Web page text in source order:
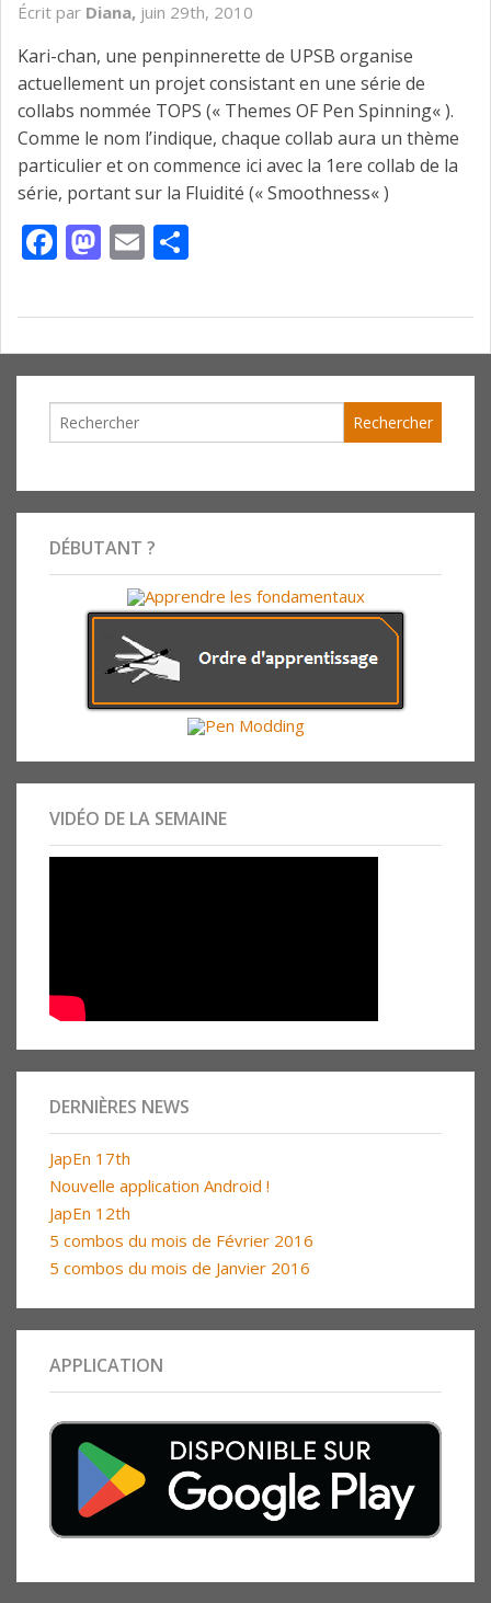
Écrit par Diana, juin 29th, 2010
Kari-chan, une penpinnerette de UPSB organise
actuellement un projet consistant en une série de
collabs nommée TOPS (« Themes OF Pen Spinning« ).
Comme le nom l’indique, chaque collab aura un thème
particulier et on commence ici avec la 1ere collab de la
série, portant sur la Fluidité (« Smoothness« )
Facebook
Mastodon
Email
DÉBUTANT ?
VIDÉO DE LA SEMAINE
DERNIÈRES NEWS
JapEn 17th
Nouvelle application Android !
JapEn 12th
5 combos du mois de Février 2016
5 combos du mois de Janvier 2016
APPLICATION